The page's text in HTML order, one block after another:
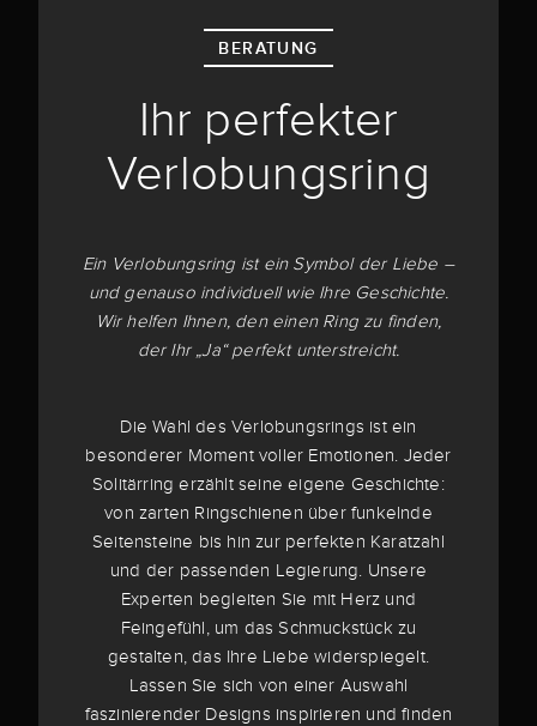
BERATUNG
Ihr perfekter
Verlobungsring
Ein Verlobungsring ist ein Symbol der Liebe –
und genauso individuell wie Ihre Geschichte.
Wir helfen Ihnen, den einen Ring zu finden,
der Ihr „Ja“ perfekt unterstreicht.
Die Wahl des Verlobungsrings ist ein
besonderer Moment voller Emotionen. Jeder
Solitärring erzählt seine eigene Geschichte:
von zarten Ringschienen über funkelnde
Seitensteine bis hin zur perfekten Karatzahl
und der passenden Legierung. Unsere
Experten begleiten Sie mit Herz und
Feingefühl, um das Schmuckstück zu
gestalten, das Ihre Liebe widerspiegelt.
Lassen Sie sich von einer Auswahl
faszinierender Designs inspirieren und finden